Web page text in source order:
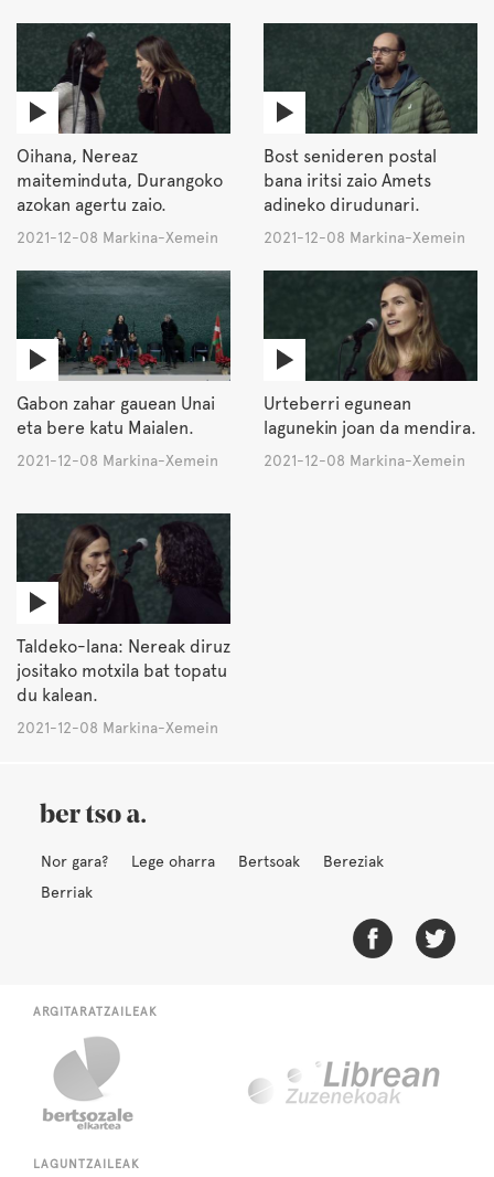
Oihana, Nereaz
maiteminduta, Durangoko
azokan agertu zaio.
2021-12-08 Markina-Xemein
Bost senideren postal
bana iritsi zaio Amets
adineko dirudunari.
2021-12-08 Markina-Xemein
Gabon zahar gauean Unai
eta bere katu Maialen.
2021-12-08 Markina-Xemein
Urteberri egunean
lagunekin joan da mendira.
2021-12-08 Markina-Xemein
Taldeko-lana: Nereak diruz
jositako motxila bat topatu
du kalean.
2021-12-08 Markina-Xemein
Nor gara? Lege oharra Bertsoak
Bereziak
Berriak
ARGITARATZAILEAK
LAGUNTZAILEAK